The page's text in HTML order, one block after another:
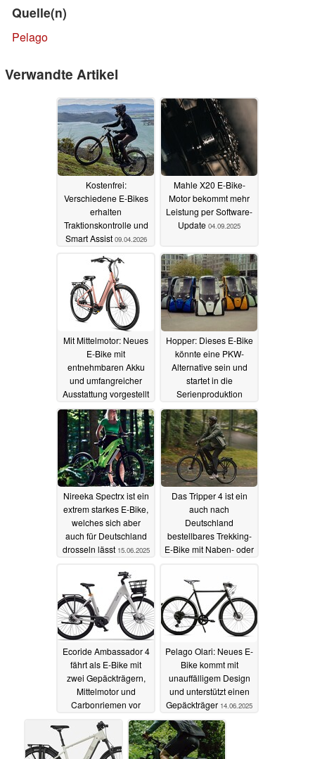
Quelle(n)
Pelago
Verwandte Artikel
Kostenfrei:
Verschiedene E-Bikes
erhalten
Traktionskontrolle und
Smart Assist 09.04.2026
Mahle X20 E-Bike-
Motor bekommt mehr
Leistung per Software-
Update 04.09.2025
Mit Mittelmotor: Neues
E-Bike mit
entnehmbaren Akku
und umfangreicher
Ausstattung vorgestellt
05.07.2025
Hopper: Dieses E-Bike
könnte eine PKW-
Alternative sein und
startet in die
Serienproduktion
15.06.2025
Nireeka Spectrx ist ein
extrem starkes E-Bike,
welches sich aber
auch für Deutschland
drosseln lässt 15.06.2025
Das Tripper 4 ist ein
auch nach
Deutschland
bestellbares Trekking-
E-Bike mit Naben- oder
Ecoride Ambassador 4
fährt als E-Bike mit
zwei Gepäckträgern,
Mittelmotor und
Carbonriemen vor
14.06.2025
Pelago Olari: Neues E-
Bike kommt mit
unauffälligem Design
und unterstützt einen
Gepäckträger 14.06.2025